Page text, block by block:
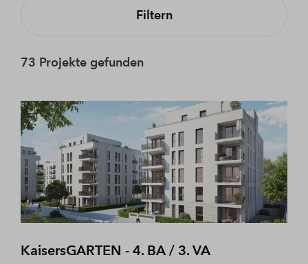
Filtern
73 Projekte gefunden
KaisersGARTEN - 4. BA / 3. VA